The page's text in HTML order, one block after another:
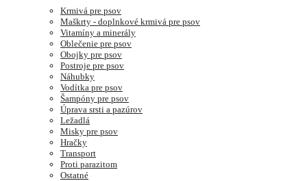
Krmivá pre psov
Maškrty - doplnkové krmivá pre psov
Vitamíny a minerály
Oblečenie pre psov
Obojky pre psov
Postroje pre psov
Náhubky
Vodítka pre psov
Šampóny pre psov
Úprava srsti a pazúrov
Ležadlá
Misky pre psov
Hračky
Transport
Proti parazitom
Ostatné